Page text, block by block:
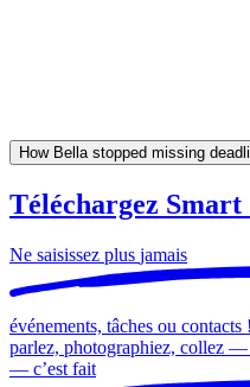
How Bella stopped missing
Téléchargez
Ne saisissez plus jamais
événements, tâches ou contacts !
parlez, photographiez, collez
— c’est fait